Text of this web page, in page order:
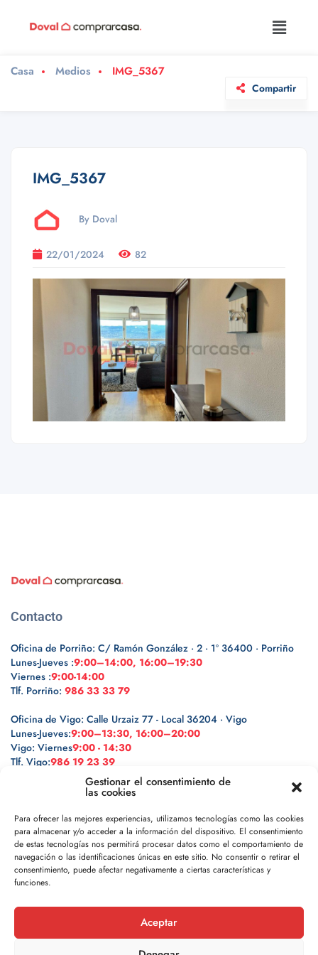
Gestionar el consentimiento de
las cookies
Para ofrecer las mejores experiencias, utilizamos tecnologías como las cookies
para almacenar y/o acceder a la información del dispositivo. El consentimiento
de estas tecnologías nos permitirá procesar datos como el comportamiento de
navegación o las identificaciones únicas en este sitio. No consentir o retirar el
consentimiento, puede afectar negativamente a ciertas características y
funciones.
Aceptar
Casa Medios IMG_5367
Compartir
IMG_5367
By Doval
22/01/2024 82
Contacto
Oficina de Porriño: C/ Ramón González · 2 · 1º 36400 · Porriño
Lunes-Jueves :9:00–14:00, 16:00–19:30
Viernes :9:00-14:00
Tlf. Porriño: 986 33 33 79
Oficina de Vigo: Calle Urzaiz 77 - Local 36204 · Vigo
Lunes-Jueves:9:00–13:30, 16:00–20:00
Vigo: Viernes9:00 - 14:30
Tlf. Vigo:986 19 23 39
Legal
Política de privacidad